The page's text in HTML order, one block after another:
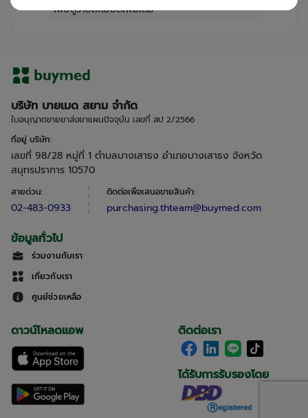
เพื่อดูรายละเอียดเพิ่มเติม
บริษัท บายเมด สยาม จำกัด
ใบอนุญาตขายยาส่งยาแผนปัจจุบัน เลขที่ สป 2/2566
ที่อยู่ บริษัท:
เลขที่ 98/28 หมู่ที่ 1 ตำบลบางเสาธง อำเภอบางเสาธง จังหวัด
สมุทรปราการ 10570
สายด่วน:
02-483-0933
ติดต่อเพื่อเสนอขายสินค้า:
purchasing.thteam@buymed.com
ข้อมูลทั่วไป
ร่วมงานกับเรา
เกี่ยวกับเรา
ศูนย์ช่วยเหลือ
ติดต่อเรา
ได้รับการรับรองโดย
ดาวน์โหลดแอพ